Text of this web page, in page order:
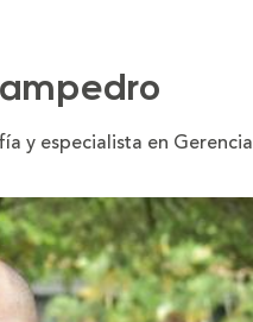
y especialista en Gerencia